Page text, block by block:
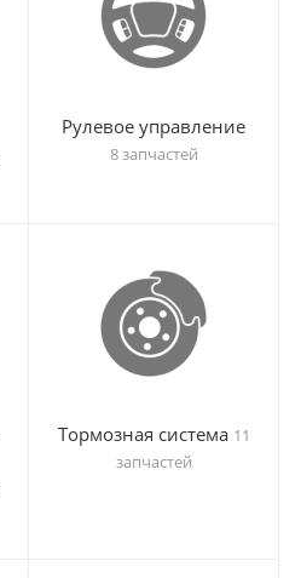
Рулевое управление
8 запчастей
Тормозная система 11
запчастей